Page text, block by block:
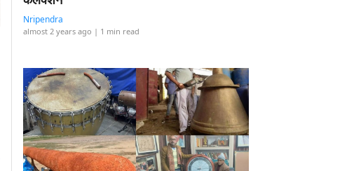
Nripendra
almost 2 years ago | 1 min read